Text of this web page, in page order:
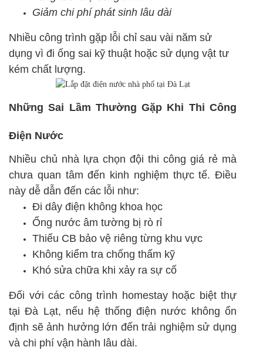
Giảm chi phí phát sinh lâu dài
Nhiều công trình gặp lỗi chỉ sau vài năm sử
dụng vì đi ống sai kỹ thuật hoặc sử dụng vật tư
kém chất lượng.
Những Sai Lầm Thường Gặp Khi Thi Công
Điện Nước
Nhiều chủ nhà lựa chọn đội thi công giá rẻ mà
chưa quan tâm đến kinh nghiệm thực tế. Điều
này dễ dẫn đến các lỗi như:
Đi dây điện không khoa học
Ống nước âm tường bị rò rỉ
Thiếu CB bảo vệ riêng từng khu vực
Không kiểm tra chống thấm kỹ
Khó sửa chữa khi xảy ra sự cố
Đối với các công trình homestay hoặc biệt thự
tại Đà Lạt, nếu hệ thống điện nước không ổn
định sẽ ảnh hưởng lớn đến trải nghiệm sử dụng
và chi phí vận hành lâu dài.